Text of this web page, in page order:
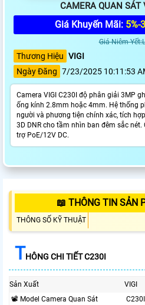
CAMERA QUAN SÁT
Giá Khuyến Mãi: 5%-
Giá Niêm
Thương Hiệu VIGI
Ngày Đăng 7/23/2025 10:11:53
Camera VIGI C230I độ phân giải 3MP
ống kính 2.8mm hoặc 4mm. Hệ thống
người và phương tiện chính xác, tích
3D DNR cho tầm nhìn ban đêm sắc
trợ PoE/12V DC.
📖 THÔNG TIN SẢN
THÔNG SỐ KỸ THUẬT
THÔNG CHI TIẾT C230I
Sản Xuất
VIGI
📽 Model Camera Quan Sát
C230I